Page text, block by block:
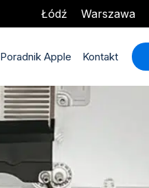
Łódź Warszawa
Poradnik Apple Kontakt